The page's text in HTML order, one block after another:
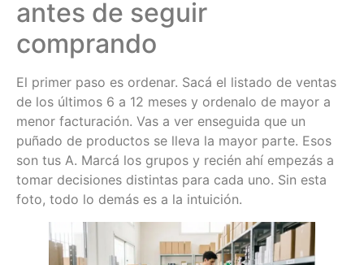
antes de seguir
comprando
El primer paso es ordenar. Sacá el listado de ventas
de los últimos 6 a 12 meses y ordenalo de mayor a
menor facturación. Vas a ver enseguida que un
puñado de productos se lleva la mayor parte. Esos
son tus A. Marcá los grupos y recién ahí empezás a
tomar decisiones distintas para cada uno. Sin esta
foto, todo lo demás es a la intuición.